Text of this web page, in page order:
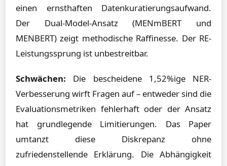
einen ernsthaften Datenkuratierungsaufwand.
Der Dual-Model-Ansatz (MENmBERT und
MENBERT) zeigt methodische Raffinesse. Der RE-
Leistungssprung ist unbestreitbar.
Schwächen: Die bescheidene 1,52%ige NER-
Verbesserung wirft Fragen auf – entweder sind die
Evaluationsmetriken fehlerhaft oder der Ansatz
hat grundlegende Limitierungen. Das Paper
umtanzt diese Diskrepanz ohne
zufriedenstellende Erklärung. Die Abhängigkeit